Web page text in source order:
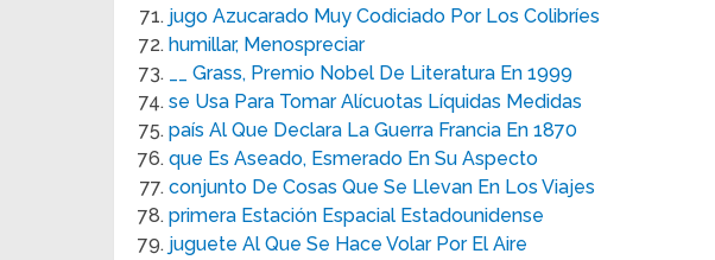
jugo Azucarado Muy Codiciado Por Los Colibríes
humillar, Menospreciar
__ Grass, Premio Nobel De Literatura En 1999
se Usa Para Tomar Alícuotas Líquidas Medidas
país Al Que Declara La Guerra Francia En 1870
que Es Aseado, Esmerado En Su Aspecto
conjunto De Cosas Que Se Llevan En Los Viajes
primera Estación Espacial Estadounidense
juguete Al Que Se Hace Volar Por El Aire